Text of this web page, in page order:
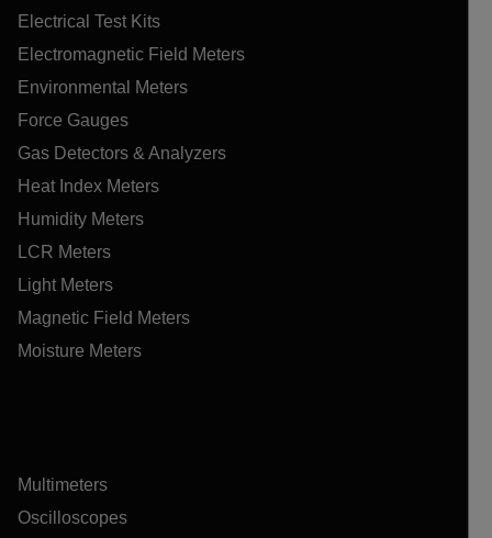
Electrical Test Kits
Electromagnetic Field Meters
Environmental Meters
Force Gauges
Gas Detectors & Analyzers
Heat Index Meters
Humidity Meters
LCR Meters
Light Meters
Magnetic Field Meters
Moisture Meters
Multimeters
Oscilloscopes